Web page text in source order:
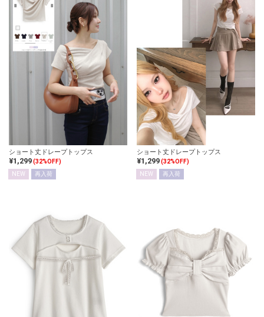
ショート丈ドレープトップス
¥1,299(32%OFF)
NEW
再入荷
ショート丈ドレープトップス
¥1,299(32%OFF)
NEW
再入荷